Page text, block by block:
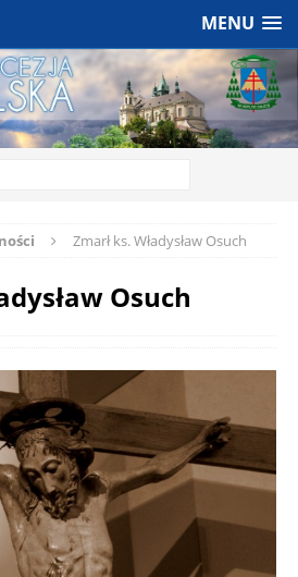
MENU
Zmarł ks. Władysław Osuch
Osuch